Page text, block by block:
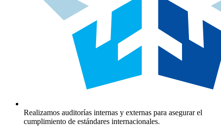
Realizamos auditorías internas y externas para asegurar el
cumplimiento de estándares internacionales.